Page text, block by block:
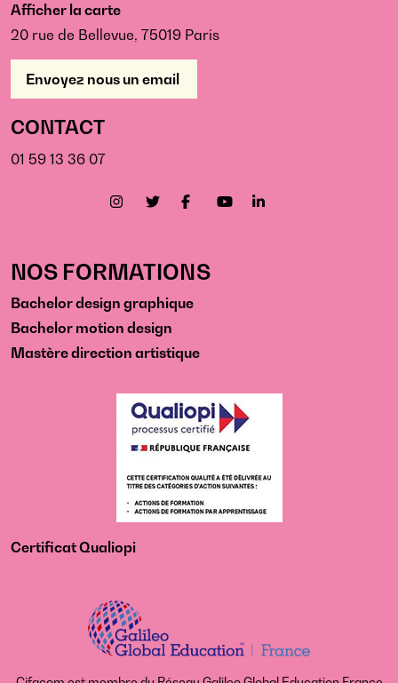
Afficher la carte
20 rue de Bellevue, 75019 Paris
Envoyez nous un email
CONTACT
01 59 13 36 07
NOS FORMATIONS
Bachelor design graphique
Bachelor motion design
Mastère direction artistique
Certificat Qualiopi